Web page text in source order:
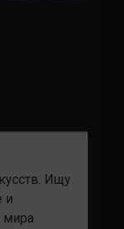
Ищу
и
мира